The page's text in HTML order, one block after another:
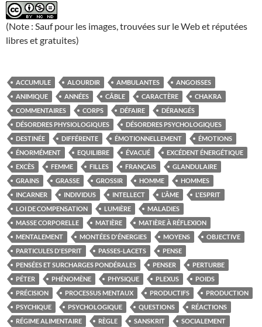
(Note : Sauf pour les images, trouvées sur le Web et réputées
libres et gratuites)
ACCUMULE ALOURDIR AMBULANTES
ANGOISSES
ANIMIQUE
ANNÉES CÂBLE CARACTÈRE
CHAKRA
COMMENTAIRES
CORPS DÉFAIRE
DÉRANGÉS
DÉSORDRES PHYSIOLOGIQUES
DÉSORDRES PSYCHOLOGIQUES
DESTINÉE
DIFFÉRENTE ÉMOTIONNELLEMENT
ÉMOTIONS
ÉNORMÉMENT
EQUILIBRE ÉVACUÉ
EXCÉDENT ÉNERGÉTIQUE
EXCÈS
FEMME FILLES FRANÇAIS
GLANDULAIRE
GRAINS
GRASSE GROSSIR HOMME
HOMMES
INCARNER
INDIVIDUS INTELLECT L'ÂME
L'ESPRIT
LOI DE COMPENSATION
LUMIÈRE
MALADIES
MASSE CORPORELLE
MATIÈRE
MATIÈRE À RÉFLEXION
MENTALEMENT
MONTÉES D'ÉNERGIES MOYENS
OBJECTIVE
PARTICULES D'ESPRIT
PASSES-LACETS
PENSE
PENSÉES ET SURCHARGES PONDÉRALES
PENSER
PERTURBE
PÉTER
PHÉNOMÈNE PHYSIQUE PLEXUS
POIDS
PRÉCISION
PROCESSUS MENTAUX PRODUCTIFS
PRODUCTION
PSYCHIQUE
PSYCHOLOGIQUE QUESTIONS
RÉACTIONS
RÉGIME ALIMENTAIRE
RÈGLE SANSKRIT
SOCIALEMENT